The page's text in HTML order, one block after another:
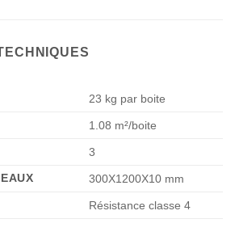
23 kg par boite
1.08 m²/boite
3
300X1200X10 mm
Résistance classe 4